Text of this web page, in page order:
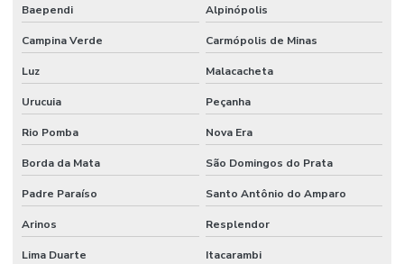
Baependi Alpinópolis
Campina Verde Carmópolis de Minas
Luz Malacacheta
Urucuia Peçanha
Rio Pomba Nova Era
Borda da Mata São Domingos do Prata
Padre Paraíso Santo Antônio do Amparo
Arinos Resplendor
Lima Duarte Itacarambi